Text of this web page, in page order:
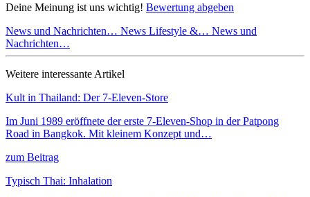
Deine Meinung ist uns wichtig! Bewertung abgeben
News und Nachrichten… News Lifestyle &… News und
Nachrichten…
Weitere interessante Artikel
Kult in Thailand: Der 7-Eleven-Store
Im Juni 1989 eröffnete der erste 7-Eleven-Shop in der Patpong
Road in Bangkok. Mit kleinem Konzept und…
zum Beitrag
Typisch Thai: Inhalation